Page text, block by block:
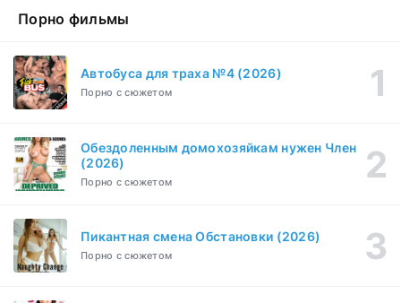
Порно фильмы
Автобуса для траха №4 (2026)
Порно с сюжетом
Обездоленным домохозяйкам нужен Член
(2026)
Порно с сюжетом
Пикантная смена Обстановки (2026)
Порно с сюжетом